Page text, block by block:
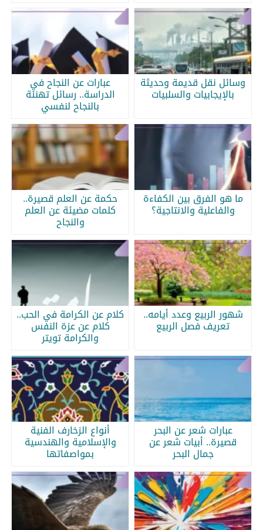
وسائل نقل قديمة وحديثة
بالإيجابيات والسلبيات
عبارات عن النجاح في
الدراسة.. رسائل تهنئة
بالنجاح لنفسي
ما هو الفرق بين الكفاءة
والفاعلية والانتاجية؟
حكمة عن العلم قصيرة..
كلمات مضيئة عن العلم
والنجاح
شهور الربيع وعدد أيامه..
تعريف فصل الربيع
كلام عن الكرامة في الحب..
كلام عن عزة النفس
والكرامة تويتر
عبارات شعر عن البحر
قصيرة.. أبيات شعر عن
جمال البحر
أنواع الزخارف الفنية
والإسلامية والهندسية
بمواصفاتها